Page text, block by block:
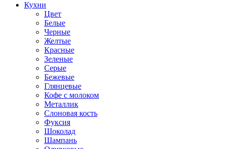
Кухни
Цвет
Белые
Черные
Желтые
Красные
Зеленые
Серые
Бежевые
Глянцевые
Кофе с молоком
Металлик
Слоновая кость
Фуксия
Шоколад
Шампань